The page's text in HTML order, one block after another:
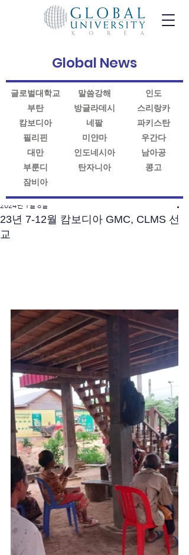
23년 7-12월 캄보디아 GMC, CLMS 선
교
2024년 1월 8일
Global News
글로벌대학교 말씀강해
인도
부탄
방글라데시
스리랑카
캄보디아
네팔
파키스탄
필리핀
미얀마
우간다
대만
인도네시아
남아공
부룬디
탄자니아
콩고
잠비아